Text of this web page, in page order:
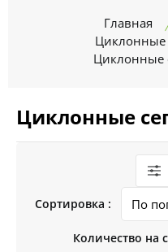
Главная
Циклонные
Циклонные
Циклонные
Сортировка :
Количество на